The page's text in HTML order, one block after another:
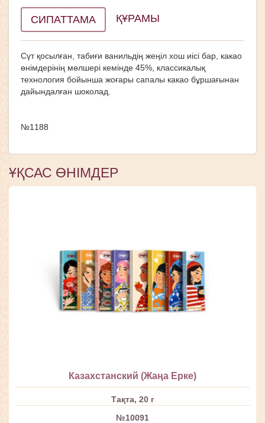
СИПАТТАМА ҚҰРАМЫ
Сүт қосылған, табиғи ванильдің жеңіл хош иісі бар, какао
өнімдерінің мөлшері кемінде 45%, классикалық
технология бойынша жоғары сапалы какао бұршағынан
дайындалған шоколад.
№1188
ҰҚСАС ӨНІМДЕР
Казахстанский (Жаңа Ерке)
Тақта, 20 г
№10091